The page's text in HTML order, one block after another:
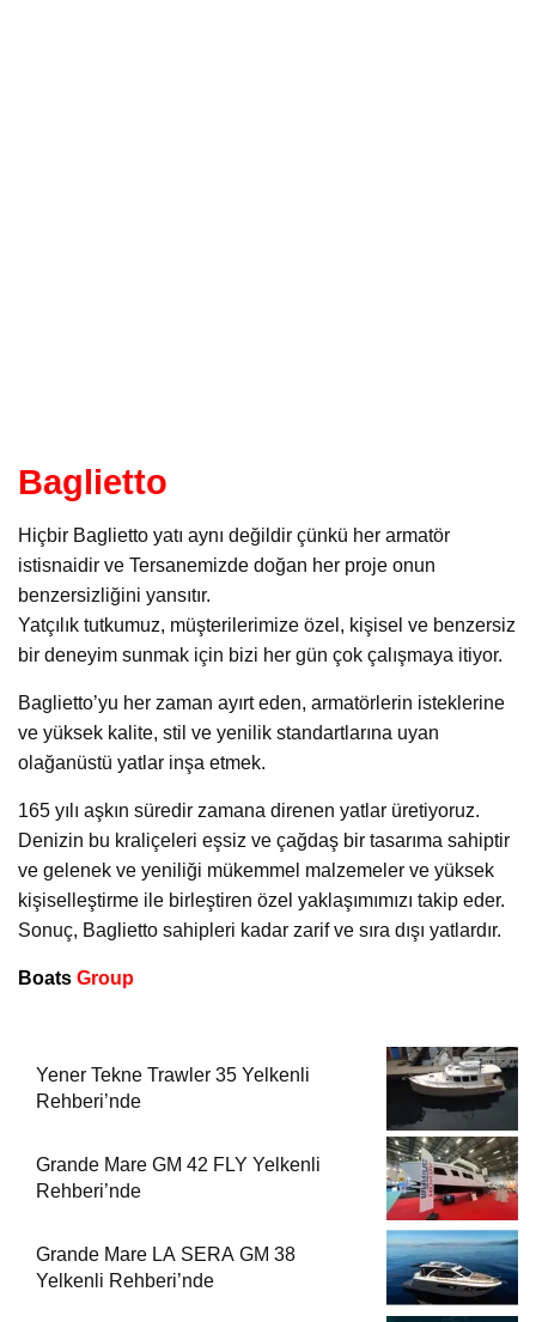
Baglietto
Hiçbir Baglietto yatı aynı değildir çünkü her armatör
istisnaidir ve Tersanemizde doğan her proje onun
benzersizliğini yansıtır.
Yatçılık tutkumuz, müşterilerimize özel, kişisel ve benzersiz
bir deneyim sunmak için bizi her gün çok çalışmaya itiyor.
Baglietto’yu her zaman ayırt eden, armatörlerin isteklerine
ve yüksek kalite, stil ve yenilik standartlarına uyan
olağanüstü yatlar inşa etmek.
165 yılı aşkın süredir zamana direnen yatlar üretiyoruz.
Denizin bu kraliçeleri eşsiz ve çağdaş bir tasarıma sahiptir
ve gelenek ve yeniliği mükemmel malzemeler ve yüksek
kişiselleştirme ile birleştiren özel yaklaşımımızı takip eder.
Sonuç, Baglietto sahipleri kadar zarif ve sıra dışı yatlardır.
Boats Group
Yener Tekne Trawler 35 Yelkenli
Rehberi’nde
Grande Mare GM 42 FLY Yelkenli
Rehberi’nde
Grande Mare LA SERA GM 38
Yelkenli Rehberi’nde